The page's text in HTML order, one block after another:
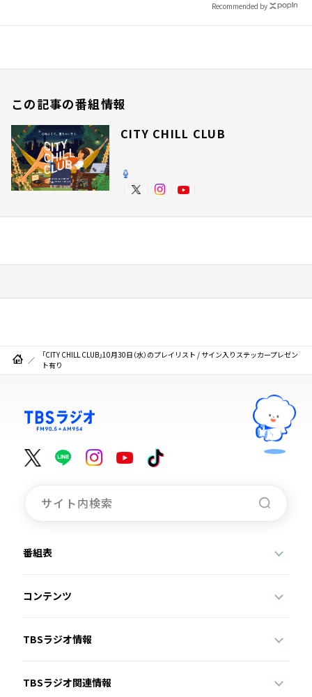
Recommended by
この記事の番組情報
CITY CHILL CLUB
「CITY CHILL CLUB」10月30日（水）のプレイリスト / サイン入りステッカープレゼン
ト有り
番組表
コンテンツ
TBSラジオ情報
TBSラジオ関連情報